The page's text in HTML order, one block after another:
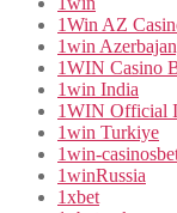
1Win AZ
1win
1WIN Casino
1win India
1WIN Official
1win Turkiye
1win-
1winRussia
1xbet